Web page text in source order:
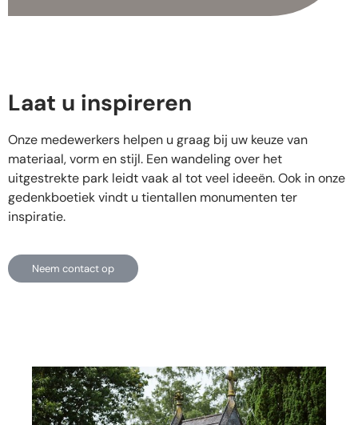
Laat u inspireren
Onze medewerkers helpen u graag bij uw keuze van
materiaal, vorm en stijl. Een wandeling over het
uitgestrekte park leidt vaak al tot veel ideeën. Ook in onze
gedenkboetiek vindt u tientallen monumenten ter
inspiratie.
Neem contact op